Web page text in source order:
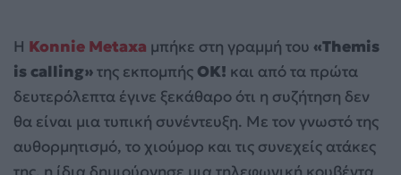
Η Konnie Metaxa μπήκε στη γραμμή του «Themis
is calling»της εκπομπής OK! και από τα πρώτα
δευτερόλεπτα έγινε ξεκάθαρο ότι η συζήτηση δεν
θα είναι μια τυπική συνέντευξη. Με τον γνωστό της
αυθορμητισμό, το χιούμορ και τις συνεχείς ατάκες
της, η ίδια δημιούργησε μια τηλεφωνική κουβέντα